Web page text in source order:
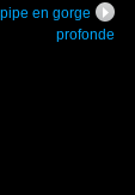
en gorge
profonde